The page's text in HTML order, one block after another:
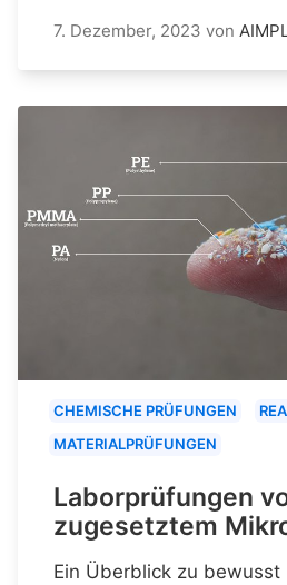
7. Dezember, 2023 von
CHEMISCHE PRÜFUNGEN
MATERIALPRÜFUNGEN
Laborprüfungen
zugesetztem
Ein Überblick zu bewusst